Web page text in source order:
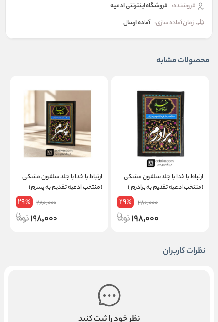
فروشنده: فروشگاه اینترنتی ادعیه
زمان آماده سازی: آماده ارسال
محصولات مشابه
ارتباط با خدا با جلد سلفون مشکی
(منتخب ادعیه تقدیم به برادرم )
280,000
29%
198,000
ارتباط با خدا با جلد سلفون مشکی
(منتخب ادعیه تقدیم به پسرم)
280,000
29%
198,000
نظرات کاربران